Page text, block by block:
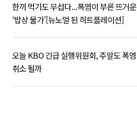
한끼 먹기도 무섭다...폭염이 부른 뜨거운
‘밥상 물가’[뉴노멀 된 히트플레이션]
오늘 KBO 긴급 실행위원회, 주말도 폭염
취소 될까